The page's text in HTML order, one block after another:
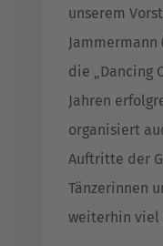
unserem
Jammermann
die „Dancing
Jahren
organisiert
Auftritte der
Tänzerinnen
weiterhin viel